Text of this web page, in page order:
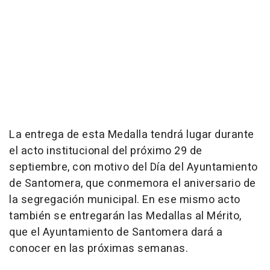
La entrega de esta Medalla tendrá lugar durante
el acto institucional del próximo 29 de
septiembre, con motivo del Día del Ayuntamiento
de Santomera, que conmemora el aniversario de
la segregación municipal. En ese mismo acto
también se entregarán las Medallas al Mérito,
que el Ayuntamiento de Santomera dará a
conocer en las próximas semanas.